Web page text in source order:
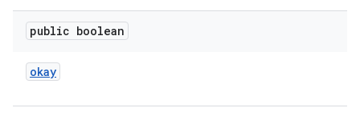
public boolean
okay